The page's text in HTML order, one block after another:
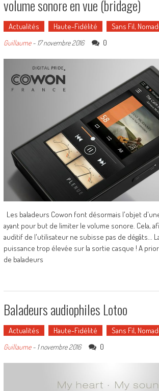
volume sonore en vue (bridage)
Actualités Haute-Fidélité Sans Fil,
Guillaume- 17 novembre 2016 0
Les baladeurs Cowon font désormais l'objet
ayant pour but de limiter le volume sonore. Cela,
auditif de l'utilisateur ne subisse pas de dégâts...
puissance trop élevée sur la sortie casque ! A
de baladeurs
Baladeurs audiophiles Lotoo
Actualités Haute-Fidélité Sans Fil,
Guillaume- 1 novembre 2016 0